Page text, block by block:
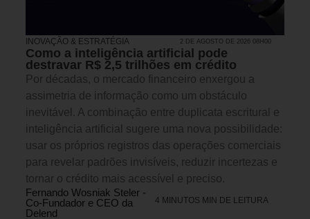
INOVAÇÃO & ESTRATÉGIA 2 DE AGOSTO DE 2026 08H00
Como a inteligência artificial pode
destravar R$ 2,5 trilhões em crédito
Por décadas, o mercado financeiro enxergou a
assimetria de informação como um obstáculo
inevitável. A combinação entre duplicata escritural e
inteligência artificial sugere uma nova possibilidade:
usar os próprios registros das operações comerciais
para revelar padrões invisíveis, reduzir incertezas e
tornar o crédito mais acessível e preciso.
Fernando Wosniak Steler -
Co-Fundador e CEO da
Delend
4 MINUTOS MIN DE LEITURA